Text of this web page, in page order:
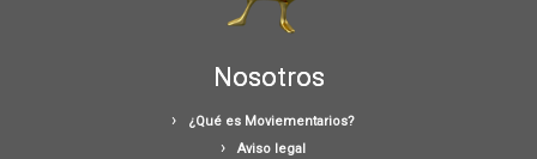
Nosotros
¿Qué es Moviementarios?
Aviso legal